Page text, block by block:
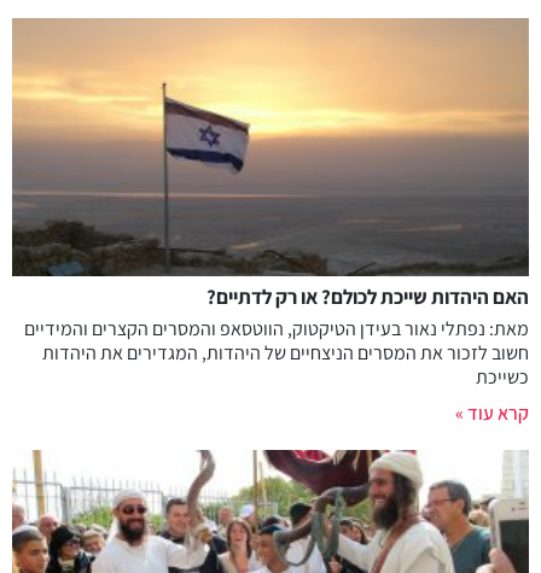
האם היהדות שייכת לכולם? או רק לדתיים?
מאת: נפתלי נאור בעידן הטיקטוק, הווטסאפ והמסרים הקצרים והמידיים
חשוב לזכור את המסרים הניצחיים של היהדות, המגדירים את היהדות
כשייכת
קרא עוד »